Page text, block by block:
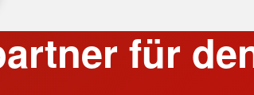
für